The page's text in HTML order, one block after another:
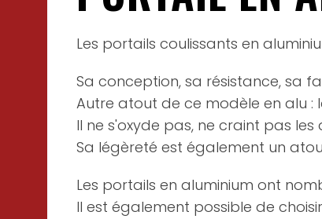
Les portails coulissants en
Sa conception, sa résistance, sa
Autre atout de ce modèle en alu :
Il ne s'oxyde pas, ne craint pas
Sa légèreté est également un
Les portails en aluminium ont
Il est également possible de